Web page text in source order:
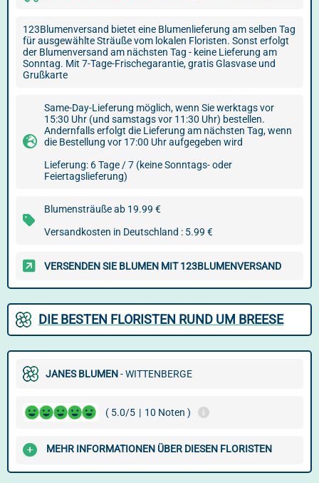
123Blumenversand bietet eine Blumenlieferung am selben Tag
für ausgewählte Sträuße vom lokalen Floristen. Sonst erfolgt
der Blumenversand am nächsten Tag - keine Lieferung am
Sonntag. Mit 7-Tage-Frischegarantie, gratis Glasvase und
Grußkarte
Same-Day-Lieferung möglich, wenn Sie werktags vor
15:30 Uhr (und samstags vor 11:30 Uhr) bestellen.
Andernfalls erfolgt die Lieferung am nächsten Tag, wenn
die Bestellung vor 17:00 Uhr aufgegeben wird
Lieferung: 6 Tage / 7 (keine Sonntags- oder
Feiertagslieferung)
Blumensträuße ab 19.99 €
Versandkosten in Deutschland : 5.99 €
VERSENDEN SIE BLUMEN MIT 123BLUMENVERSAND
DIE BESTEN FLORISTEN RUND UM BREESE
JANES BLUMEN- WITTENBERGE
( 5.0/5 | 10 Noten )
MEHR INFORMATIONEN ÜBER DIESEN FLORISTEN